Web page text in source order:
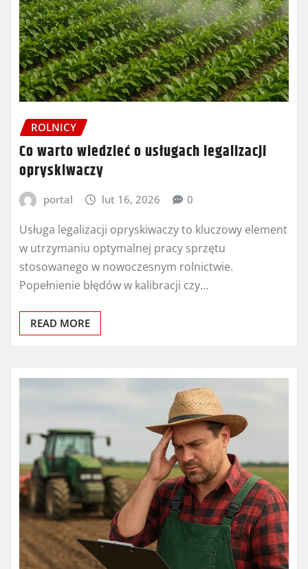
ROLNICY
Co warto wiedzieć o usługach legalizacji
opryskiwaczy
portal lut 16, 2026 0
Usługa legalizacji opryskiwaczy to kluczowy element
w utrzymaniu optymalnej pracy sprzętu
stosowanego w nowoczesnym rolnictwie.
Popełnienie błędów w kalibracji czy…
READ MORE